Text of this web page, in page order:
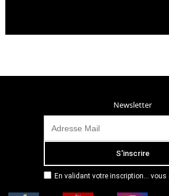
Newsletter
En validant votre inscription... vous